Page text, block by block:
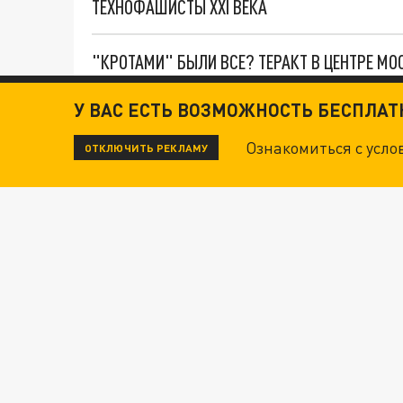
ТЕХНОФАШИСТЫ XXI ВЕКА
"КРОТАМИ" БЫЛИ ВСЕ? ТЕРАКТ В ЦЕНТРЕ
ДАНЯ С ДАШЕЙ СПАСЛИСЬ ОТ БОЕВИКОВ
У ВАС ЕСТЬ ВОЗМОЖНОСТЬ
ОТКЛЮЧИТЬ РЕКЛАМУ Ознакомиться с